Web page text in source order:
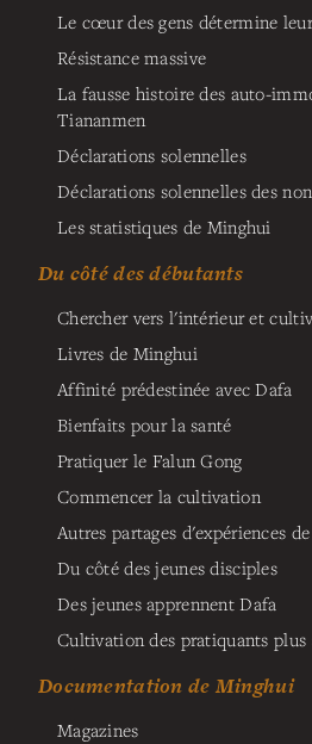
Le cœur des gens détermine
Résistance massive
La fausse histoire des auto-
Tiananmen
Déclarations solennelles
Déclarations solennelles des
Les statistiques de Minghui
Du côté des débutants
Chercher vers l'intérieur et
Livres de Minghui
Affinité prédestinée avec Dafa
Bienfaits pour la santé
Pratiquer le Falun Gong
Commencer la cultivation
Autres partages d'expériences
Du côté des jeunes disciples
Des jeunes apprennent Dafa
Cultivation des pratiquants plus
Documentation de Minghui
Magazines